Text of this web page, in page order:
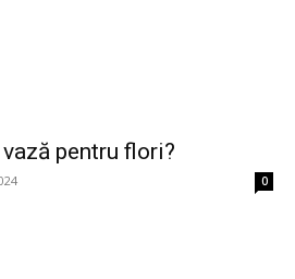
pentru flori?
0